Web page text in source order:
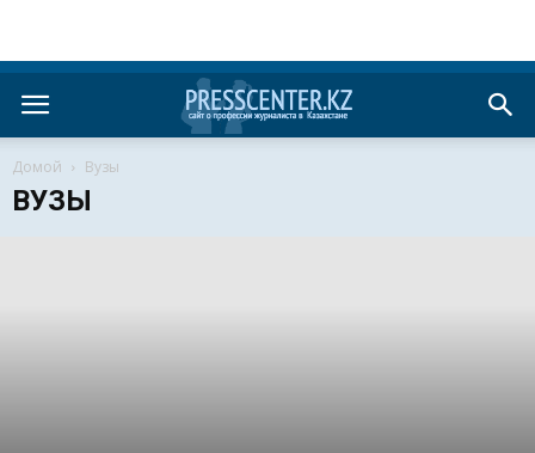
Домой Вузы
ВУЗЫ